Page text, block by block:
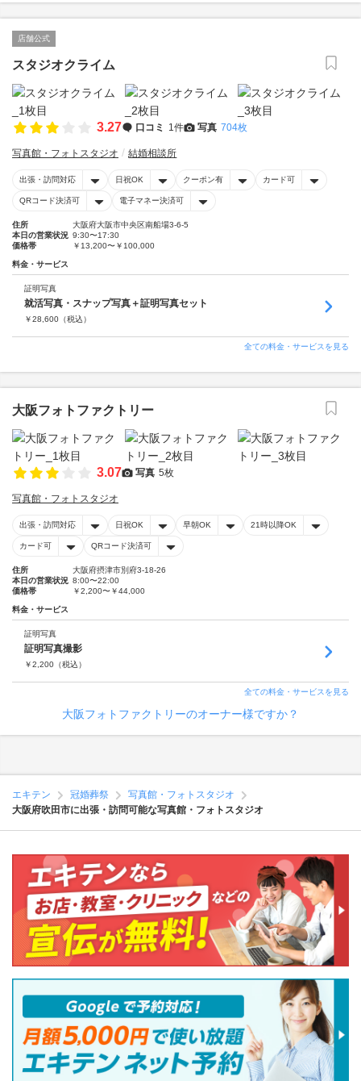
店舗公式
スタジオクライム
3.27 口コミ 1件 写真 704枚
写真館・フォトスタジオ 結婚相談所
出張・訪問対応 日祝OK クーポン有 カード可
QRコード決済可 電子マネー決済可
住所
大阪府大阪市中央区南船場3-6-5
本日の営業状況 9:30〜17:30
価格帯
￥13,200〜￥100,000
料金・サービス
証明写真
就活写真・スナップ写真＋証明写真セット
￥28,600 （税込）
全ての料金・サービスを見る
大阪フォトファクトリー
3.07 写真 5枚
写真館・フォトスタジオ
出張・訪問対応 日祝OK 早朝OK 21時以降OK
カード可 QRコード決済可
住所
大阪府摂津市別府3-18-26
本日の営業状況 8:00〜22:00
価格帯
￥2,200〜￥44,000
料金・サービス
証明写真
証明写真撮影
￥2,200 （税込）
全ての料金・サービスを見る
大阪フォトファクトリーのオーナー様ですか？
エキテン 冠婚葬祭
写真館・フォトスタジオ
大阪府吹田市に出張・訪問可能な写真館・フォトスタジオ